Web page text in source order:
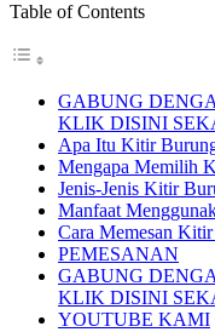
Table of Contents
GABUNG
KLIK DISINI
Apa Itu Kitir
Mengapa Memilih
Jenis-Jenis Kitir
Manfaat
Cara Memesan
PEMESANAN
GABUNG
KLIK DISINI
YOUTUBE KAMI